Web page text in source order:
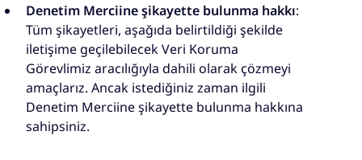
Denetim Merciine şikayette bulunma hakkı:
Tüm şikayetleri, aşağıda belirtildiği şekilde
iletişime geçilebilecek Veri Koruma
Görevlimiz aracılığıyla dahili olarak çözmeyi
amaçlarız. Ancak istediğiniz zaman ilgili
Denetim Merciine şikayette bulunma hakkına
sahipsiniz.